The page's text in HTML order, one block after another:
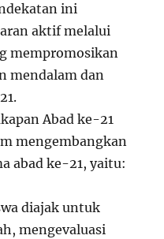
ini
aktif melalui
mempromosikan
mendalam dan
Abad ke-21
mengembangkan
abad ke-21, yaitu:
diajak untuk
mengevaluasi